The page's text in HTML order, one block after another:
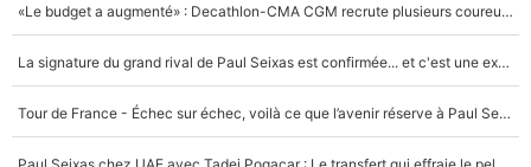
«Le budget a augmenté» : Decathlon-CMA CGM recrute plusieurs coureurs pour offrir à Paul Seixas une équipe pour gagner le Tour de France 2027
La signature du grand rival de Paul Seixas est confirmée... et c'est une excellente nouvelle pour l'équipe Decathlon-CMA CGM !
Tour de France - Échec sur échec, voilà ce que l’avenir réserve à Paul Seixas : «Tant qu’il y aura un Pogacar comme celui-là...»